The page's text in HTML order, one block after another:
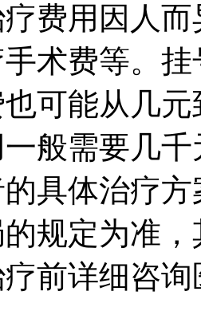
费用因人
术费等。
可能从几
般需要几
具体治疗
规定为准
前详细咨